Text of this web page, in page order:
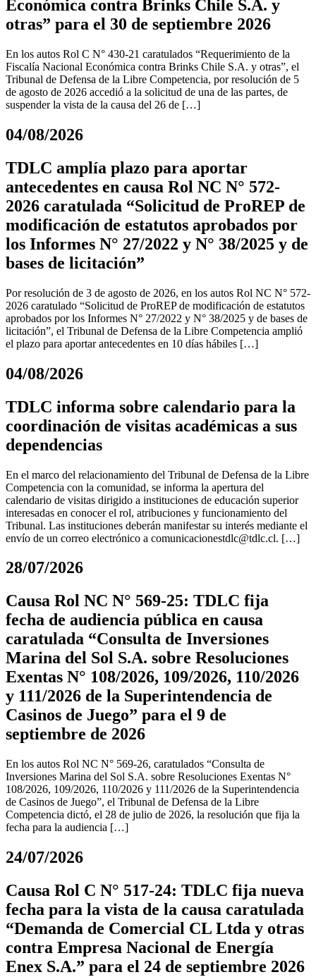
Económica contra Brinks Chile S.A. y
otras” para el 30 de septiembre 2026
En los autos Rol C N° 430-21 caratulados “Requerimiento de la
Fiscalía Nacional Económica contra Brinks Chile S.A. y otras”, el
Tribunal de Defensa de la Libre Competencia, por resolución de 5
de agosto de 2026 accedió a la solicitud de una de las partes, de
suspender la vista de la causa del 26 de […]
04/08/2026
TDLC amplía plazo para aportar
antecedentes en causa Rol NC N° 572-
2026 caratulada “Solicitud de ProREP de
modificación de estatutos aprobados por
los Informes N° 27/2022 y N° 38/2025 y de
bases de licitación”
Por resolución de 3 de agosto de 2026, en los autos Rol NC N° 572-
2026 caratulado “Solicitud de ProREP de modificación de estatutos
aprobados por los Informes N° 27/2022 y N° 38/2025 y de bases de
licitación”, el Tribunal de Defensa de la Libre Competencia amplió
el plazo para aportar antecedentes en 10 días hábiles […]
04/08/2026
TDLC informa sobre calendario para la
coordinación de visitas académicas a sus
dependencias
En el marco del relacionamiento del Tribunal de Defensa de la Libre
Competencia con la comunidad, se informa la apertura del
calendario de visitas dirigido a instituciones de educación superior
interesadas en conocer el rol, atribuciones y funcionamiento del
Tribunal. Las instituciones deberán manifestar su interés mediante el
envío de un correo electrónico a comunicacionestdlc@tdlc.cl. […]
28/07/2026
Causa Rol NC N° 569-25: TDLC fija
fecha de audiencia pública en causa
caratulada “Consulta de Inversiones
Marina del Sol S.A. sobre Resoluciones
Exentas N° 108/2026, 109/2026, 110/2026
y 111/2026 de la Superintendencia de
Casinos de Juego” para el 9 de
septiembre de 2026
En los autos Rol NC N° 569-26, caratulados “Consulta de
Inversiones Marina del Sol S.A. sobre Resoluciones Exentas N°
108/2026, 109/2026, 110/2026 y 111/2026 de la Superintendencia
de Casinos de Juego”, el Tribunal de Defensa de la Libre
Competencia dictó, el 28 de julio de 2026, la resolución que fija la
fecha para la audiencia […]
24/07/2026
Causa Rol C N° 517-24: TDLC fija nueva
fecha para la vista de la causa caratulada
“Demanda de Comercial CL Ltda y otras
contra Empresa Nacional de Energía
Enex S.A.” para el 24 de septiembre 2026